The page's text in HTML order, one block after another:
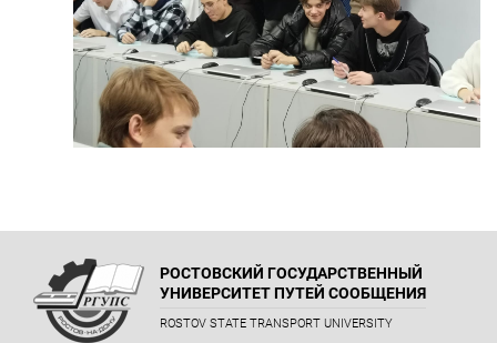
РОСТОВСКИЙ ГОСУДАРСТВЕННЫЙ
УНИВЕРСИТЕТ ПУТЕЙ СООБЩЕНИЯ
ROSTOV STATE TRANSPORT UNIVERSITY